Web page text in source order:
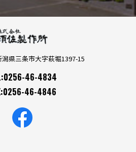
潟県三条市大字萩堀1397-15
46-4834
46-4846